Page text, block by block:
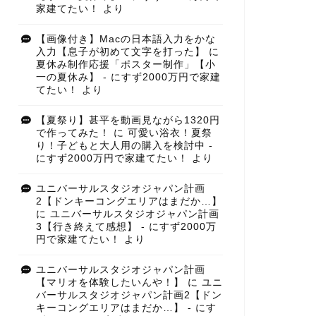
家建てたい！
より
【画像付き】Macの日本語入力をかな
入力【息子が初めて文字を打った】
に
夏休み制作応援「ポスター制作」【小
一の夏休み】 - にすず2000万円で家建
てたい！
より
【夏祭り】甚平を動画見ながら1320円
で作ってみた！
に 可愛い浴衣！夏祭
り！子どもと大人用の購入を検討中 -
にすず2000万円で家建てたい！
より
ユニバーサルスタジオジャパン計画
2【ドンキーコングエリアはまだか…】
に ユニバーサルスタジオジャパン計画
3【行き終えて感想】 - にすず2000万
円で家建てたい！
より
ユニバーサルスタジオジャパン計画
【マリオを体験したいんや！】
に ユニ
バーサルスタジオジャパン計画2【ドン
キーコングエリアはまだか…】 - にす